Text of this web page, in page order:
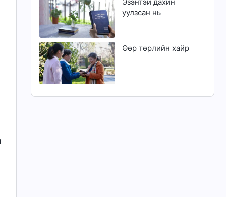
уулзсан нь
Өөр төрлийн хайр